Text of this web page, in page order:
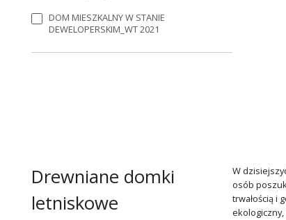
DOM MIESZKALNY W STANIE
DEWELOPERSKIM_WT 2021
Drewniane domki
letniskowe
W
osób
trwałością i